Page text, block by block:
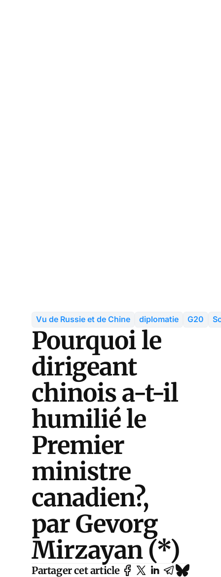
Vu de Russie et de Chine diplomatie G20
Pourquoi le
dirigeant
chinois a-t-il
humilié le
Premier
ministre
canadien?,
par Gevorg
Mirzayan (*)
Partager cet article